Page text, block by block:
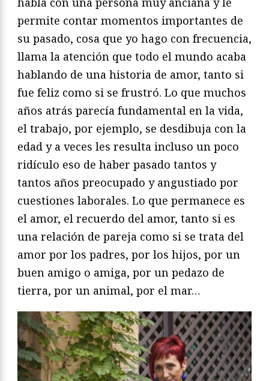
permite contar momentos importantes de
su pasado, cosa que yo hago con frecuencia,
llama la atención que todo el mundo acaba
hablando de una historia de amor, tanto si
fue feliz como si se frustró. Lo que muchos
años atrás parecía fundamental en la vida,
el trabajo, por ejemplo, se desdibuja con la
edad y a veces les resulta incluso un poco
ridículo eso de haber pasado tantos y
tantos años preocupado y angustiado por
cuestiones laborales. Lo que permanece es
el amor, el recuerdo del amor, tanto si es
una relación de pareja como si se trata del
amor por los padres, por los hijos, por un
buen amigo o amiga, por un pedazo de
tierra, por un animal, por el mar…